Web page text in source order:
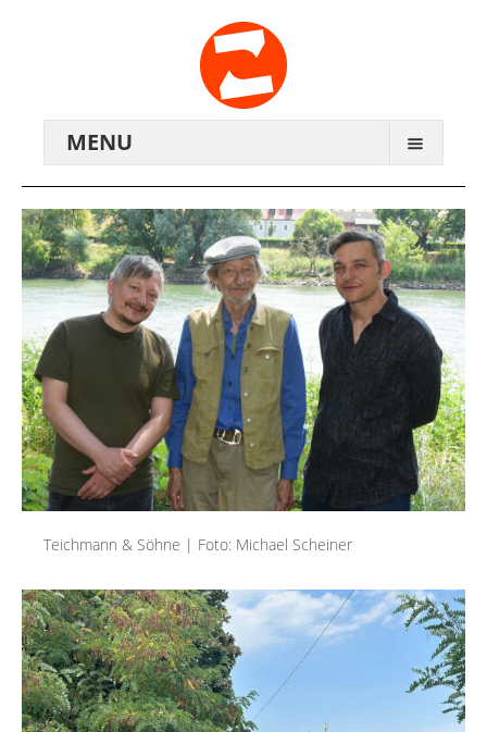
MENU
ARCHIV
WIR ÜBER UNS
ANREISE
KONTAKTE
ZENTRALWERK E.V.
GENOSSENSCHAFT
MIETER:INNEN
NACHHALTIGKEIT UND KLIMASCHUTZ
WE ARE MEMBERS OF TRANS EUROPE HALLES
BAUTAGEBUCH
Teichmann & Söhne | Foto: Michael Scheiner